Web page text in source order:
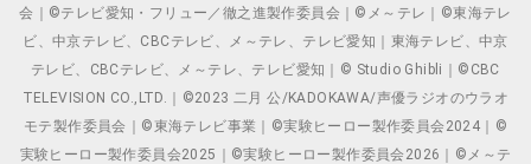
会｜©テレビ愛知・フリュー／徹之進製作委員会｜©メ～テレ｜©東海テレ
ビ、中京テレビ、CBCテレビ、メ～テレ、テレビ愛知｜東海テレビ、中京
テレビ、CBCテレビ、メ～テレ、テレビ愛知｜© Studio Ghibli｜©CBC
TELEVISION CO.,LTD.｜©2023 二月 公/KADOKAWA/声優ラジオのウラオ
モテ製作委員会｜©東海テレビ事業｜©実験ヒーロー製作委員会2024｜©
実験ヒーロー製作委員会2025｜©実験ヒーロー製作委員会2026｜©メ～テ